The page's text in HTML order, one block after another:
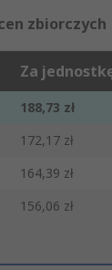
zbiorczych
Za
188,73 zł
172,17 zł
164,39 zł
156,06 zł